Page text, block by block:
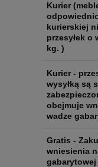
Kurier
kurierskiej
przesyłek o
kg. )
Kurier -
wysyłką są
obejmuje
wadze
Gratis -
wniesienia
gabarytowej